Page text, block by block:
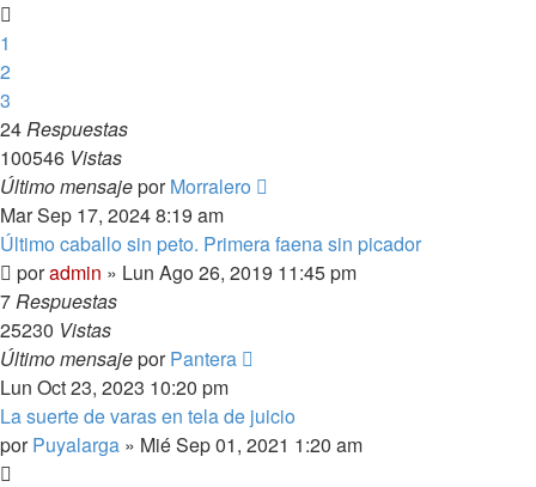
1
2
3
24Respuestas
100546 Vistas
Último mensajeporMorralero
Mar Sep 17, 2024 8:19 am
Último caballo sin peto. Primera faena sin picador
poradmin » Lun Ago 26, 2019 11:45 pm
7Respuestas
25230 Vistas
Último mensajeporPantera
Lun Oct 23, 2023 10:20 pm
La suerte de varas en tela de juicio
porPuyalarga » Mié Sep 01, 2021 1:20 am